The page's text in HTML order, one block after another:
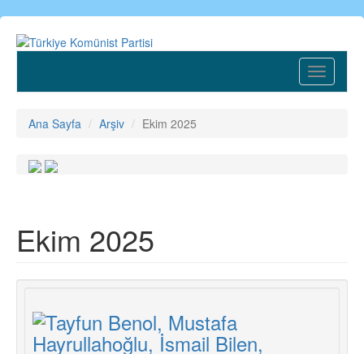
Ana
içeriğe
Toggle
Ana Sayfa Arşiv Ekim 2025
Ekim 2025